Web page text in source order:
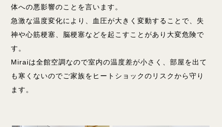
体への悪影響のことを言います。
急激な温度変化により、血圧が大きく変動することで、失
神や心筋梗塞、脳梗塞などを起こすことがあり大変危険で
す。
Miraiは全館空調なので室内の温度差が小さく、部屋を出て
も寒くないのでご家族をヒートショックのリスクから守り
ます。